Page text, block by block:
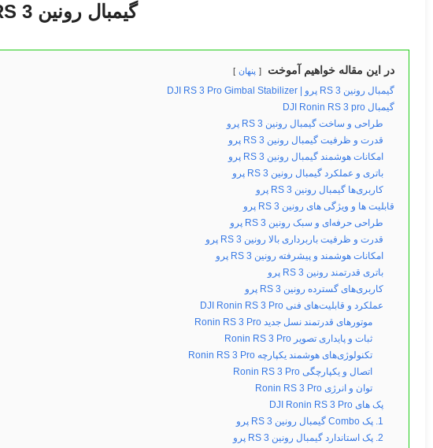
گیمبال رونین RS 3 پرو |
در این مقاله خواهیم آموخت پنهان
گیمبال رونین RS 3 پرو | DJI RS 3 Pro Gimbal Stabilizer
گیمبال DJI Ronin RS 3 pro
طراحی و ساخت گیمبال رونین RS 3 پرو
قدرت و ظرفیت گیمبال رونین RS 3 پرو
امکانات هوشمند گیمبال رونین RS 3 پرو
باتری و عملکرد گیمبال رونین RS 3 پرو
کاربری‌ها گیمبال رونین RS 3 پرو
قابلیت ها و ویژگی های رونین RS 3 پرو
طراحی حرفه‌ای و سبک رونین RS 3 پرو
قدرت و ظرفیت باربرداری بالا رونین RS 3 پرو
امکانات هوشمند و پیشرفته رونین RS 3 پرو
باتری قدرتمند رونین RS 3 پرو
کاربری‌های گسترده رونین RS 3 پرو
عملکرد و قابلیت‌های فنی DJI Ronin RS 3 Pro
موتورهای قدرتمند نسل جدید Ronin RS 3 Pro
ثبات و پایداری تصویر Ronin RS 3 Pro
تکنولوژی‌های هوشمند یکپارچه Ronin RS 3 Pro
اتصال و یکپارچگی Ronin RS 3 Pro
توان و انرژی Ronin RS 3 Pro
پک های DJI Ronin RS 3 Pro
1. پک Combo گیمبال رونین RS 3 پرو
2. پک استاندارد گیمبال رونین RS 3 پرو